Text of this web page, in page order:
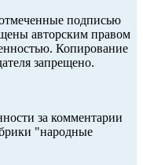
подписью
авторским правом
Копирование
запрещено.
за комментарии
"народные